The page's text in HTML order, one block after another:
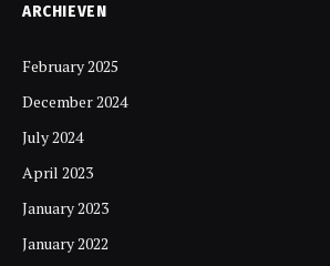
ARCHIEVEN
February 2025
December 2024
July 2024
April 2023
January 2023
January 2022